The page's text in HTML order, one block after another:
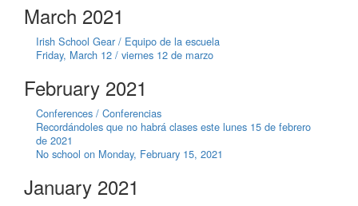
March 2021
Irish School Gear / Equipo de la escuela
Friday, March 12 / viernes 12 de marzo
February 2021
Conferences / Conferencias
Recordándoles que no habrá clases este lunes 15 de febrero
de 2021
No school on Monday, February 15, 2021
January 2021